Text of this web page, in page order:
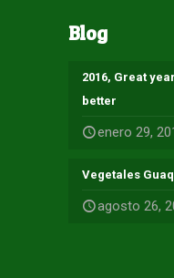
Blog
2016, Great
better
enero 29,
Vegetales
agosto 26,